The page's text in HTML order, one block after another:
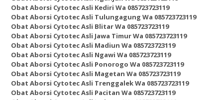
Obat Aborsi Cytotec Asli Kediri Wa 085723723119
Obat Aborsi Cytotec Asli Tulungagung Wa 085723723119
Obat Aborsi Cytotec Asli Blitar Wa 085723723119
Obat Aborsi Cytotec Asli Jawa Timur Wa 085723723119
Obat Aborsi Cytotec Asli Madiun Wa 085723723119
Obat Aborsi Cytotec Asli Ngawi Wa 085723723119
Obat Aborsi Cytotec Asli Ponorogo Wa 085723723119
Obat Aborsi Cytotec Asli Magetan Wa 085723723119
Obat Aborsi Cytotec Asli Trenggalek Wa 085723723119
Obat Aborsi Cytotec Asli Pacitan Wa 085723723119